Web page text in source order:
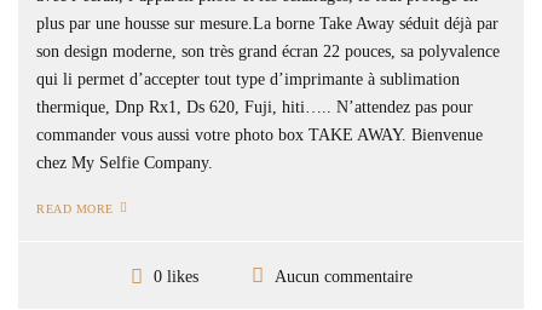
plus par une housse sur mesure.La borne Take Away séduit déjà par
son design moderne, son très grand écran 22 pouces, sa polyvalence
qui li permet d’accepter tout type d’imprimante à sublimation
thermique, Dnp Rx1, Ds 620, Fuji, hiti….. N’attendez pas pour
commander vous aussi votre photo box TAKE AWAY. Bienvenue
chez My Selfie Company.
READ MORE
0 likes Aucun commentaire